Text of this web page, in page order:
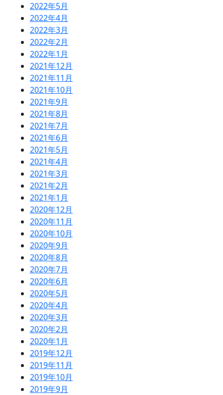
2022年5月
2022年4月
2022年3月
2022年2月
2022年1月
2021年12月
2021年11月
2021年10月
2021年9月
2021年8月
2021年7月
2021年6月
2021年5月
2021年4月
2021年3月
2021年2月
2021年1月
2020年12月
2020年11月
2020年10月
2020年9月
2020年8月
2020年7月
2020年6月
2020年5月
2020年4月
2020年3月
2020年2月
2020年1月
2019年12月
2019年11月
2019年10月
2019年9月